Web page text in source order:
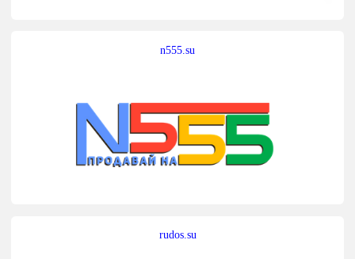
n555.su
rudos.su